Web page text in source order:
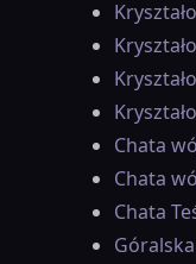
Chata
Chata
Chata